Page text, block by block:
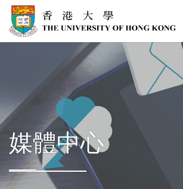
跳到主內容
媒體中心